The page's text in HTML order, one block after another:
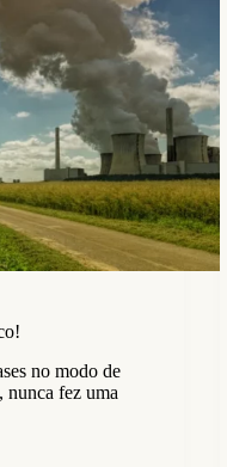
no modo de
nunca fez uma